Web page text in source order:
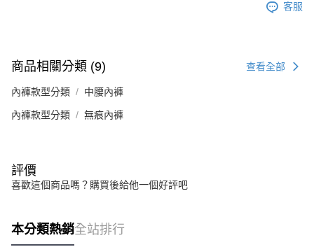
客服
商品相關分類 (9) 查看全部
內褲款型分類 中腰內褲
內褲款型分類 無痕內褲
評價
喜歡這個商品嗎？購買後給他一個好評吧
本分類熱銷全站排行